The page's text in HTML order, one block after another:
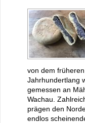
von dem
Jahrhundertlang
gemessen an
Wachau.
prägen den
endlos